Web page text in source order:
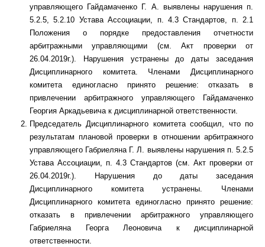
управляющего Гайдамаченко Г. А. выявлены нарушения п.
5.2.5, 5.2.10 Устава Ассоциации, п. 4.3 Стандартов, п. 2.1
Положения о порядке предоставления отчетности
арбитражными управляющими (см. Акт проверки от
26.04.2019г.). Нарушения устранены до даты заседания
Дисциплинарного комитета. Членами Дисциплинарного
комитета единогласно принято решение: отказать в
привлечении арбитражного управляющего Гайдамаченко
Георгия Аркадьевича к дисциплинарной ответственности.
Председатель Дисциплинарного комитета сообщил, что по
результатам плановой проверки в отношении арбитражного
управляющего Габриеляна Г. Л. выявлены нарушения п. 5.2.5
Устава Ассоциации, п. 4.3 Стандартов (см. Акт проверки от
26.04.2019г.). Нарушения до даты заседания
Дисциплинарного комитета устранены. Членами
Дисциплинарного комитета единогласно принято решение:
отказать в привлечении арбитражного управляющего
Габриеляна Георга Леоновича к дисциплинарной
ответственности.